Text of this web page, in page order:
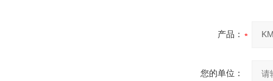
产品：
您的单位：